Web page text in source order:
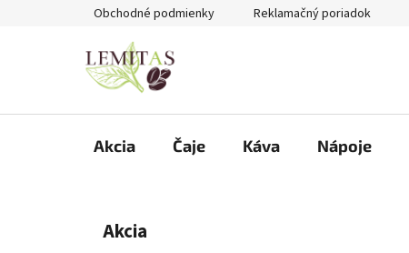
Obchodné podmienky Reklamačný poriadok
Akcia Čaje Káva Nápoje
Preskočiť
kategórie
Akcia